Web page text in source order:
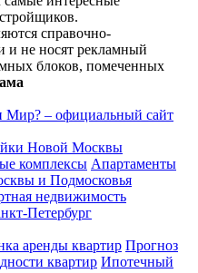
справочно-
не носят рекламный
блоков, помеченных
Мир? – официальный сайт
Новой Москвы
комплексы Апартаменты
и Подмосковья
недвижимость
Петербург
аренды квартир Прогноз
квартир Ипотечный